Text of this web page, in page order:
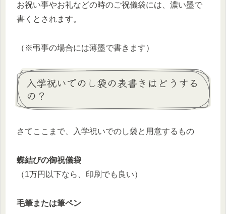
お祝い事やお礼などの時のご祝儀袋には、濃い墨で
書くとされます。
（※弔事の場合には薄墨で書きます）
入学祝いでのし袋の表書きはどうする
の？
さてここまで、入学祝いでのし袋と用意するもの
蝶結びの御祝儀袋
（1万円以下なら、印刷でも良い）
毛筆または筆ペン